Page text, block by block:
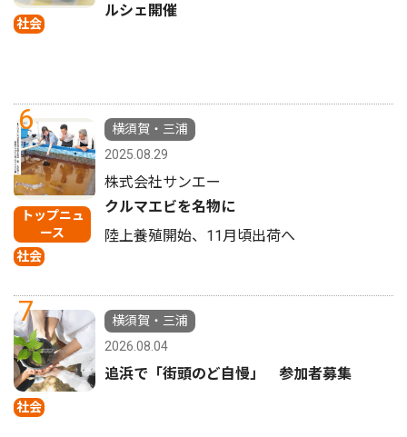
社会
ルシェ開催
6
トップニュ
ース
社会
横須賀・三浦
2025.08.29
株式会社サンエー
クルマエビを名物に
陸上養殖開始、11月頃出荷へ
7
社会
横須賀・三浦
2026.08.04
追浜で「街頭のど自慢」 参加者募集